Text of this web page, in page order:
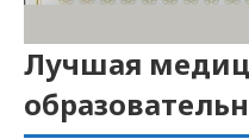
Лучшая